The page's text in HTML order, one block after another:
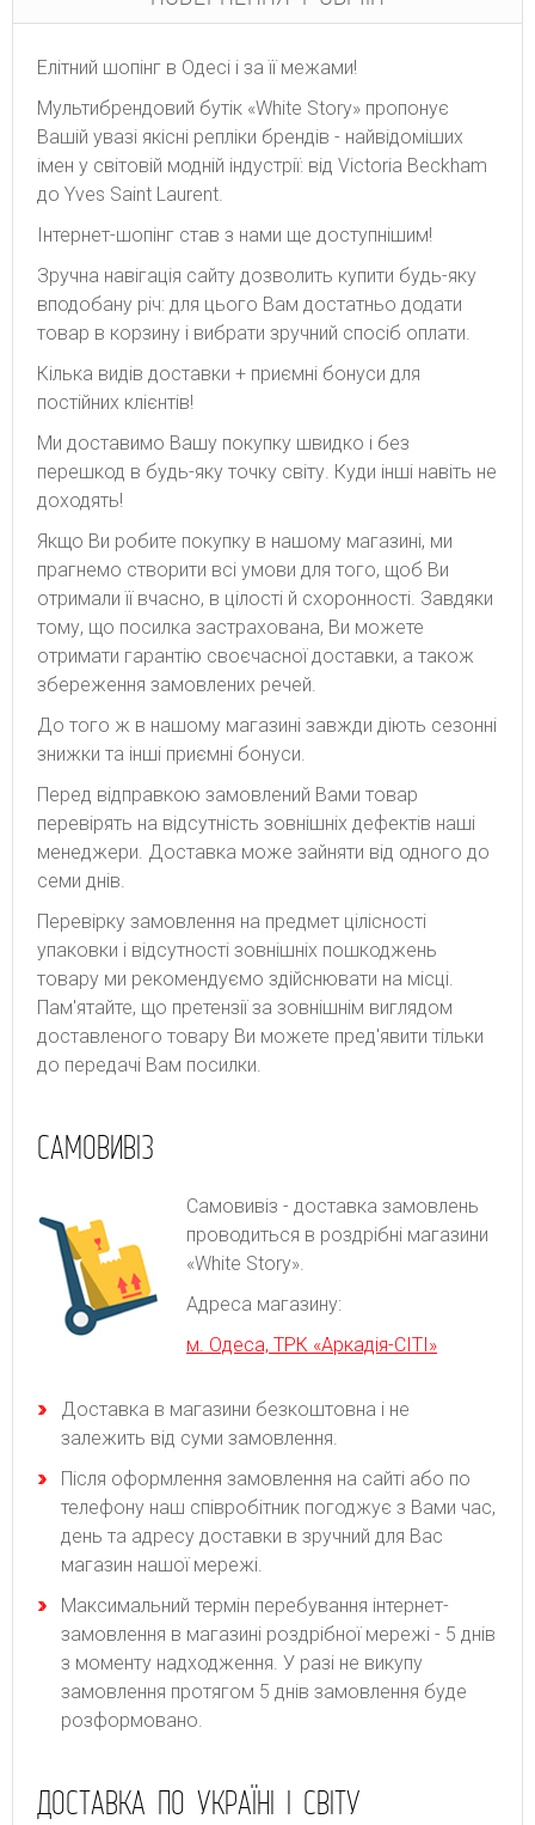
Елітний шопінг в Одесі і за її межами!
Мультибрендовий бутік «White Story» пропонує
Вашій увазі якісні репліки брендів - найвідоміших
імен у світовій модній індустрії: від Victoria Beckham
до Yves Saint Laurent.
Інтернет-шопінг став з нами ще доступнішим!
Зручна навігація сайту дозволить купити будь-яку
вподобану річ: для цього Вам достатньо додати
товар в корзину і вибрати зручний спосіб оплати.
Кілька видів доставки + приємні бонуси для
постійних клієнтів!
Ми доставимо Вашу покупку швидко і без
перешкод в будь-яку точку світу. Куди інші навіть не
доходять!
Якщо Ви робите покупку в нашому магазині, ми
прагнемо створити всі умови для того, щоб Ви
отримали її вчасно, в цілості й схоронності. Завдяки
тому, що посилка застрахована, Ви можете
отримати гарантію своєчасної доставки, а також
збереження замовлених речей.
До того ж в нашому магазині завжди діють сезонні
знижки та інші приємні бонуси.
Перед відправкою замовлений Вами товар
перевірять на відсутність зовнішніх дефектів наші
менеджери. Доставка може зайняти від одного до
семи днів.
Перевірку замовлення на предмет цілісності
упаковки і відсутності зовнішніх пошкоджень
товару ми рекомендуємо здійснювати на місці.
Пам'ятайте, що претензії за зовнішнім виглядом
доставленого товару Ви можете пред'явити тільки
до передачі Вам посилки.
САМОВИВІЗ
Самовивіз - доставка замовлень
проводиться в роздрібні магазини
«White Story».
Адреса магазину:
м. Одеса, ТРК «Аркадія-СІТІ»
Доставка в магазини безкоштовна і не
залежить від суми замовлення.
Після оформлення замовлення на сайті або по
телефону наш співробітник погоджує з Вами час,
день та адресу доставки в зручний для Вас
магазин нашої мережі.
Максимальний термін перебування інтернет-
замовлення в магазині роздрібної мережі - 5 днів
з моменту надходження. У разі не викупу
замовлення протягом 5 днів замовлення буде
розформовано.
ДОСТАВКА ПО УКРАЇНІ І СВІТУ